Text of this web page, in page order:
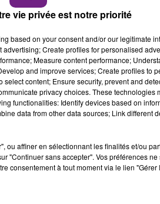
du camion.
Aix-en-Othe et de l’Etat-
vie privée est notre priorité
based on your consent and/or our legitimate
Create profiles for personalised
Measure content performance;
and improve services; Create profiles to
content; Ensure security, prevent and
privacy choices. These technologies
functionalities: Identify devices based on
data from other data sources; Link different
ou affiner en sélectionnant les finalités et/ou
"Continuer sans accepter". Vos préférences
consentement à tout moment via le lien